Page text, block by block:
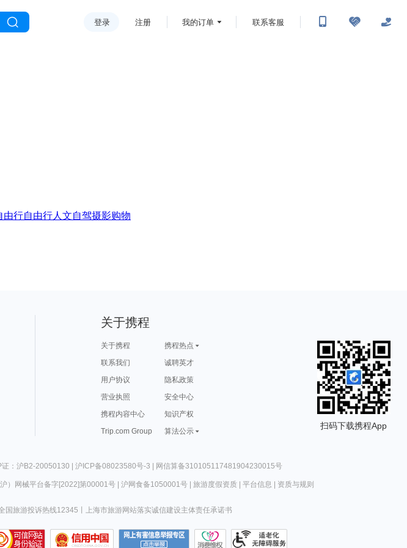
登录 注册 我的订单 联系客服
由行自由行人文自驾摄影购物
关于携程
关于携程
携程热点
联系我们
诚聘英才
用户协议
隐私政策
营业执照
安全中心
携程内容中心
知识产权
Trip.com Group
算法公示
扫码下载携程App
证：沪B2-20050130 | 沪ICP备08023580号-3 | 网信算备310105117481904230015号
沪）网械平台备字[2022]第00001号| 沪网食备1050001号| 旅游度假资质| 平台信息 资质与规则
国旅游投诉热线12345 上海市旅游网站落实诚信建设主体责任承诺书